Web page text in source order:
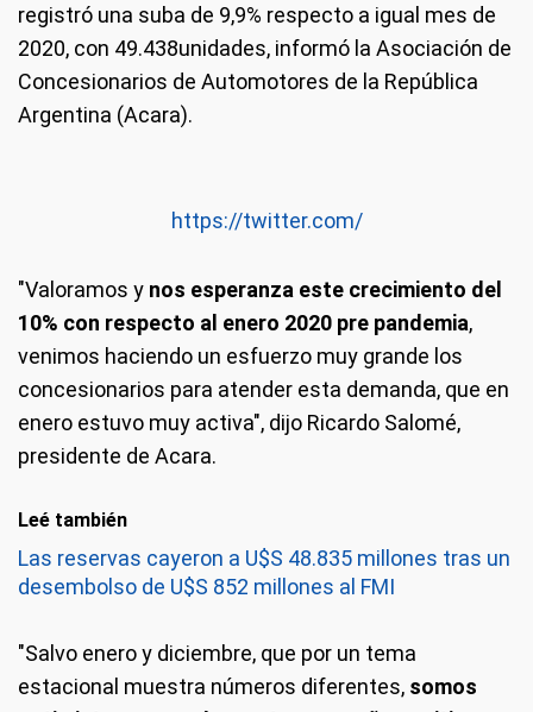
registró una suba de 9,9% respecto a igual mes de
2020, con 49.438unidades, informó la Asociación de
Concesionarios de Automotores de la República
Argentina (Acara).
https://twitter.com/
"Valoramos y nos esperanza este crecimiento del
10% con respecto al enero 2020 pre pandemia,
venimos haciendo un esfuerzo muy grande los
concesionarios para atender esta demanda, que en
enero estuvo muy activa", dijo Ricardo Salomé,
presidente de Acara.
Leé también
Las reservas cayeron a U$S 48.835 millones tras un
desembolso de U$S 852 millones al FMI
"Salvo enero y diciembre, que por un tema
estacional muestra números diferentes, somos